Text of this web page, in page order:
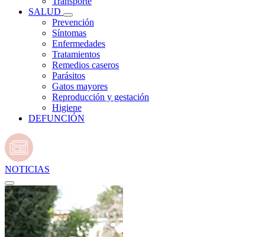
SALUD
Prevención
Síntomas
Enfermedades
Tratamientos
Remedios caseros
Parásitos
Gatos mayores
Reproducción y gestación
Higiene
DEFUNCIÓN
NOTICIAS